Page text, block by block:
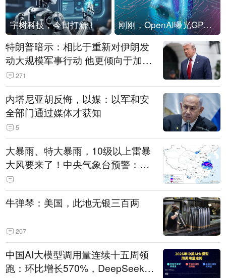
宇树科技，今日打新！ 刚刚，OpenAI曝光GPT-6！传10万亿参数，8月强行发布
特朗普暗示：相比于重新对伊朗发
动大规模军事行动 他更倾向于加大
经济施压
271
内塔尼亚胡反悔，以媒：以军和安
全部门通过媒体才获知
5
大暴雨、特大暴雨，10级以上雷暴
大风要来了！中央气象台预警：今
天到明天，浙江、安徽有特大暴雨
牛弹琴：美国，此地无银三百两
207
中国AI大模型调用量连续十五周领
跑：环比增长570%，DeepSeek-V